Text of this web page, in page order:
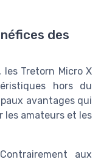
des
les Tretorn Micro X
hors du
avantages qui
les amateurs et les
aux